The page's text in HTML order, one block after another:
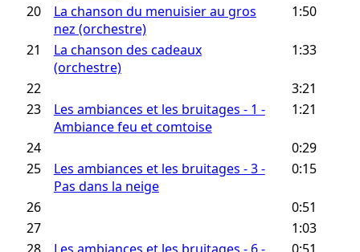
20
La chanson du menuisier au gros
nez (orchestre)
1:50
21
La chanson des cadeaux
(orchestre)
1:33
22
3:21
23
Les ambiances et les bruitages - 1 -
Ambiance feu et comtoise
1:21
24
0:29
25
Les ambiances et les bruitages - 3 -
Pas dans la neige
0:15
26
0:51
27
1:03